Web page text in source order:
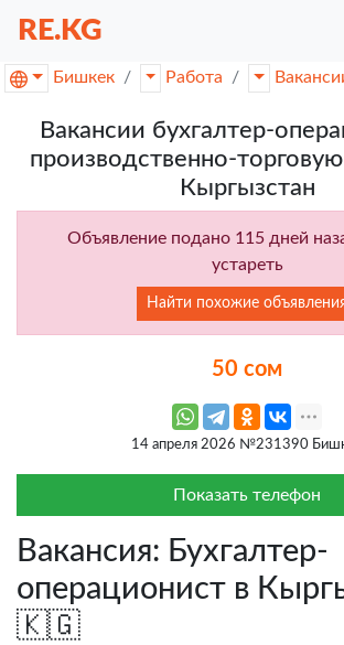
RE.KG
Бишкек Работа
Вакансии бухгалтер-
производственно-
Кыргызстан
Объявление подано 115 дней
устареть
Найти похожие
50 сом
14 апреля 2026 №231390
Показать телефон
Вакансия: Бухгалтер-
операционист в
🇰🇬